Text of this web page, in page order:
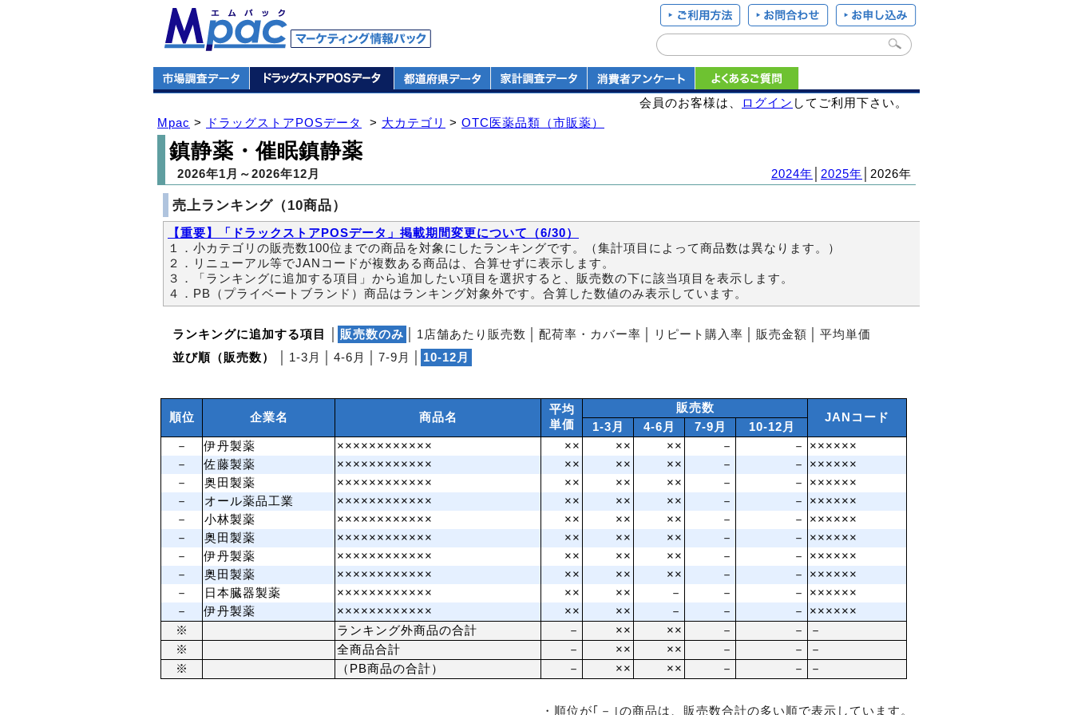
会員のお客様は、 ログイン してご利用下さい。
Mpac > ドラッグストアPOSデータ > 大カテゴリ > OTC医薬品類（市販薬）
鎮静薬・催眠鎮静薬
2024年 2025年 │2026年
2026年1月～2026年12月
売上ランキング（10商品）
【重要】「ドラックストアPOSデータ」掲載期間変更について（6/30）
１．小カテゴリの販売数100位までの商品を対象にしたランキングです。（集計項目によって商品数は異なります。）
２．リニューアル等でJANコードが複数ある商品は、合算せずに表示します。
３．「ランキングに追加する項目」から追加したい項目を選択すると、販売数の下に該当項目を表示します。
４．PB（プライベートブランド）商品はランキング対象外です。合算した数値のみ表示しています。
ランキングに追加する項目 販売数のみ 1店舗あたり販売数 配荷率・カバー率 リピート購入率 販売金額
平均単価
並び順（販売数）
1‐3月 4‐6月 7‐9月 10‐12月
順位 企業名 商品名
平均
単価
販売数
JANコード
1‐3月 4‐6月 7‐9月
10‐12月
－
伊丹製薬 ×××××××××××× ×× ×× ×× － －
××××××
－
佐藤製薬 ×××××××××××× ×× ×× ×× － －
××××××
－
奥田製薬 ×××××××××××× ×× ×× ×× － －
××××××
－
オール薬品工業 ×××××××××××× ×× ×× ×× － －
××××××
－
小林製薬 ×××××××××××× ×× ×× ×× － －
××××××
－
奥田製薬 ×××××××××××× ×× ×× ×× － －
××××××
－
伊丹製薬 ×××××××××××× ×× ×× ×× － －
××××××
－
奥田製薬 ×××××××××××× ×× ×× ×× － －
××××××
－
日本臓器製薬 ×××××××××××× ×× ×× － － －
××××××
－
伊丹製薬 ×××××××××××× ×× ×× － － －
××××××
※
ランキング外商品の合計 － ×× ×× － －
－
※
全商品合計 － ×× ×× － －
－
※
（PB商品の合計） － ×× ×× － － －
・順位が｢－｣の商品は、販売数合計の多い順で表示しています。